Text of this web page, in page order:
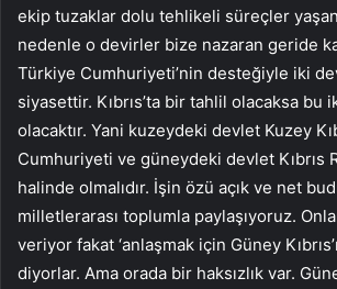
ekip tuzaklar dolu tehlikeli süreçler
nedenle o devirler bize nazaran geride
Türkiye Cumhuriyeti’nin desteğiyle iki
siyasettir. Kıbrıs’ta bir tahlil olacaksa
olacaktır. Yani kuzeydeki devlet Kuzey
Cumhuriyeti ve güneydeki devlet Kıbrıs
halinde olmalıdır. İşin özü açık ve net
milletlerarası toplumla paylaşıyoruz.
veriyor fakat ‘anlaşmak için Güney
diyorlar. Ama orada bir haksızlık var.